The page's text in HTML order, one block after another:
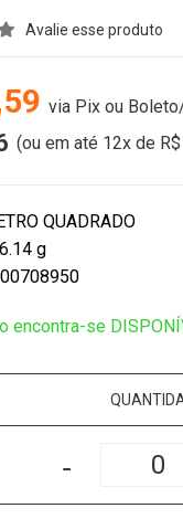
Avalie esse produto
via Pix ou
(ou em até 12x de
QUADRADO
g
encontra-se
-